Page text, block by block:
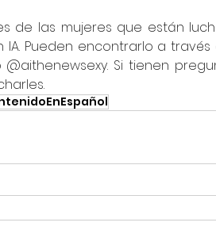
de las mujeres que están
Si tienen